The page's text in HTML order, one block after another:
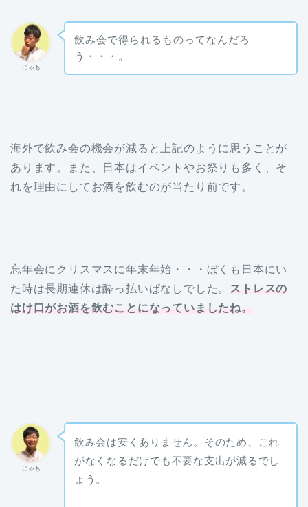
にゃも
飲み会で得られるものってなんだろ
う・・・。
海外で飲み会の機会が減ると上記のように思うことが
あります。また、日本はイベントやお祭りも多く、そ
れを理由にしてお酒を飲むのが当たり前です。
忘年会にクリスマスに年末年始・・・ぼくも日本にい
た時は長期連休は酔っ払いぱなしでした。
ストレスの
はけ口がお酒を飲むことになっていましたね。
にゃも
飲み会は安くありません。そのため、これ
がなくなるだけでも不要な支出が減るでし
ょう。